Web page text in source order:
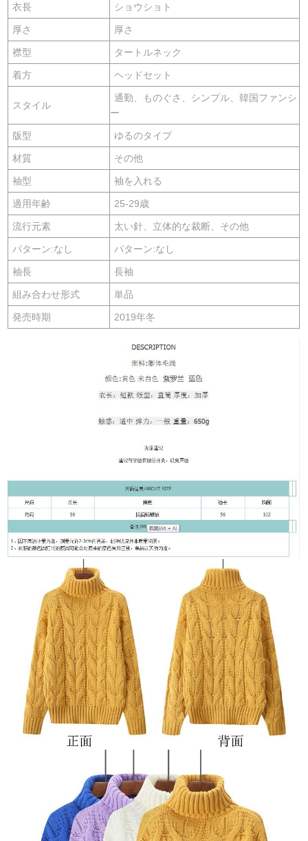
衣長 ショウショト
厚さ 厚さ
襟型 タートルネック
着方 ヘッドセット
スタイル
通勤、ものぐさ、シンプル、韓国ファンシ
ー
版型 ゆるのタイプ
材質 その他
袖型 袖を入れる
適用年齢 25-29歳
流行元素 太い針、立体的な裁断、その他
パターン:なし パターン:なし
袖長 長袖
組み合わせ形式 単品
発売時期 2019年冬